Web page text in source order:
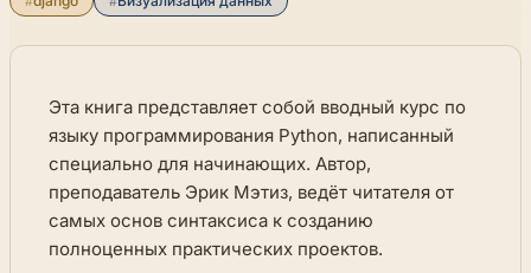
Эта книга представляет собой вводный курс по
языку программирования Python, написанный
специально для начинающих. Автор,
преподаватель Эрик Мэтиз, ведёт читателя от
самых основ синтаксиса к созданию
полноценных практических проектов.